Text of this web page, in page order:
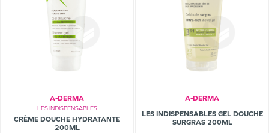
A-DERMA
LES INDISPENSABLES
CRÈME DOUCHE HYDRATANTE
200ML
A-DERMA
LES INDISPENSABLES GEL DOUCHE
SURGRAS 200ML